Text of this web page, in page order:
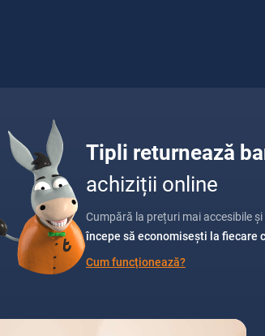
Tipli returnează
achiziții online
Cumpără la prețuri mai accesibile
începe să economisești la fiecare
Cum funcționează?